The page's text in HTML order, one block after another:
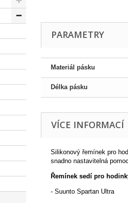
PARAMETRY
Materiál pásku
Délka pásku
VÍCE INFORMACÍ
Silikonový řemínek pro
snadno nastavitelná
Řemínek sedí pro
- Suunto Spartan Ultra